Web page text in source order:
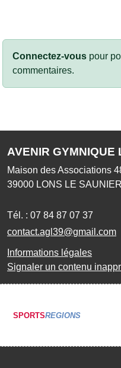
Connectez-vous pour
commentaires.
AVENIR GYMNIQUE
Maison des Associations
39000 LONS LE SAUNIER
Tél. : 07 84 87 07 37
contact.agl39@gmail.com
Informations légales
Signaler un contenu
SPORTSREGIONS